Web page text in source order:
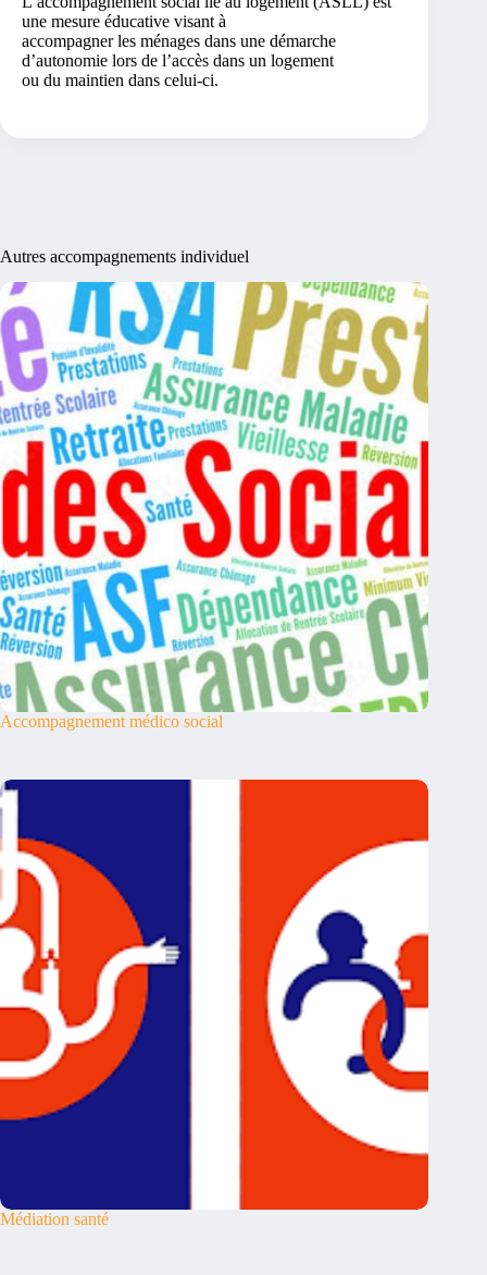
une mesure éducative visant à
accompagner les ménages dans une démarche
d’autonomie lors de l’accès dans un logement
ou du maintien dans celui-ci.
Autres accompagnements individuel
Accompagnement médico social
Médiation santé